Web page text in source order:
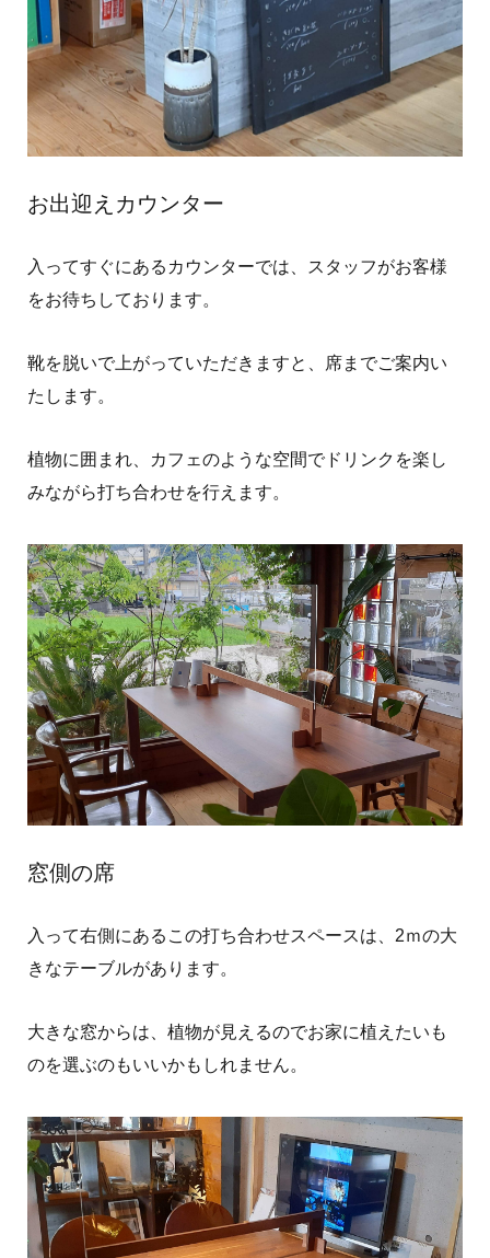
お出迎えカウンター
入ってすぐにあるカウンターでは、スタッフがお客様
をお待ちしております。
靴を脱いで上がっていただきますと、席までご案内い
たします。
植物に囲まれ、カフェのような空間でドリンクを楽し
みながら打ち合わせを行えます。
窓側の席
入って右側にあるこの打ち合わせスペースは、2ｍの大
きなテーブルがあります。
大きな窓からは、植物が見えるのでお家に植えたいも
のを選ぶのもいいかもしれません。